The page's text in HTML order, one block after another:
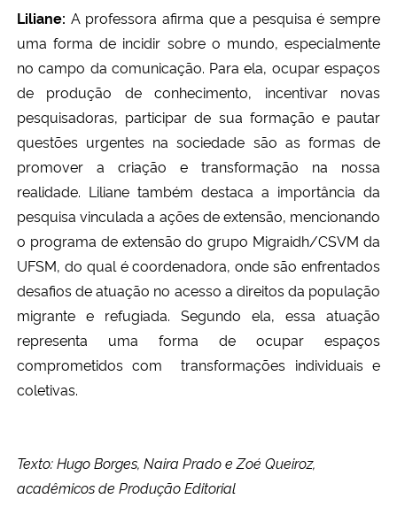
Liliane: A professora afirma que a pesquisa é sempre
uma forma de incidir sobre o mundo, especialmente
no campo da comunicação. Para ela, ocupar espaços
de produção de conhecimento, incentivar novas
pesquisadoras, participar de sua formação e pautar
questões urgentes na sociedade são as formas de
promover a criação e transformação na nossa
realidade. Liliane também destaca a importância da
pesquisa vinculada a ações de extensão, mencionando
o programa de extensão do grupo Migraidh/CSVM da
UFSM, do qual é coordenadora, onde são enfrentados
desafios de atuação no acesso a direitos da população
migrante e refugiada. Segundo ela, essa atuação
representa uma forma de ocupar espaços
comprometidos com transformações individuais e
coletivas.
Texto: Hugo Borges, Naira Prado e Zoé Queiroz,
acadêmicos de Produção Editorial